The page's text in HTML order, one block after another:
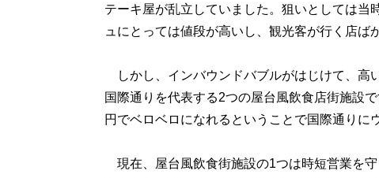
テーキ屋が乱立していました。狙いとしては当
ュにとっては値段が高いし、観光客が行く店ば
しかし、インバウンドバブルがはじけて、高
国際通りを代表する2つの屋台風飲食店街施設
円でベロベロになれるということで国際通りに
現在、屋台風飲食街施設の1つは時短営業を